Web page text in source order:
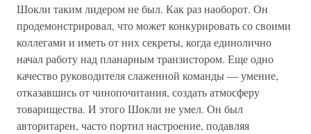
Шокли таким лидером не был. Как раз наоборот. Он
продемонстрировал, что может конкурировать со своими
коллегами и иметь от них секреты, когда единолично
начал работу над планарным транзистором. Еще одно
качество руководителя слаженной команды — умение,
отказавшись от чинопочитания, создать атмосферу
товарищества. И этого Шокли не умел. Он был
авторитарен, часто портил настроение, подавляя